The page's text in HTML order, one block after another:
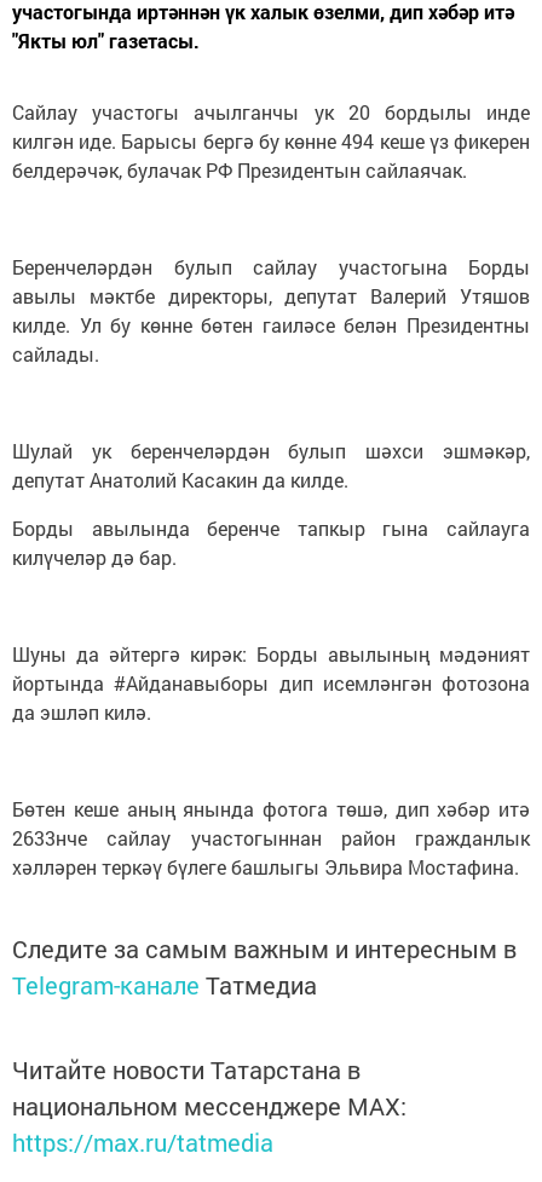
участогында иртәннән үк халык өзелми, дип хәбәр итә
"Якты юл" газетасы.
Сайлау участогы ачылганчы ук 20 бордылы инде
килгән иде. Барысы бергә бу көнне 494 кеше үз фикерен
белдерәчәк, булачак РФ Президентын сайлаячак.
Беренчеләрдән булып сайлау участогына Борды
авылы мәктбе директоры, депутат Валерий Утяшов
килде. Ул бу көнне бөтен гаиләсе белән Президентны
сайлады.
Шулай ук беренчеләрдән булып шәхси эшмәкәр,
депутат Анатолий Касакин да килде.
Борды авылында беренче тапкыр гына сайлауга
килүчеләр дә бар.
Шуны да әйтергә кирәк: Борды авылының мәдәният
йортында #Айданавыборы дип исемләнгән фотозона
да эшләп килә.
Бөтен кеше аның янында фотога төшә, дип хәбәр итә
2633нче сайлау участогыннан район гражданлык
хәлләрен теркәү бүлеге башлыгы Эльвира Мостафина.
Следите за самым важным и интересным в
Telegram-канале Татмедиа
Читайте новости Татарстана в
национальном мессенджере MАХ:
https://max.ru/tatmedia